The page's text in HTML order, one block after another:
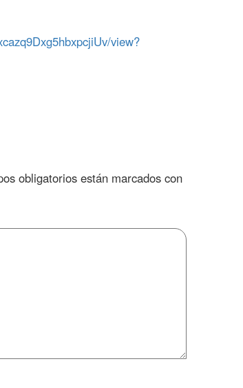
view?
obligatorios están marcados con